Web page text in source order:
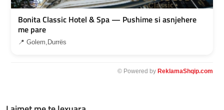
Bonita Classic Hotel & Spa — Pushime si asnjehere
me pare
📍 Golem,Durrës
© Powered by ReklamaShqip.com